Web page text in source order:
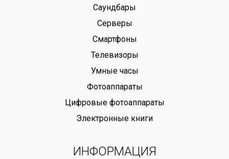
Саундбары
Серверы
Смартфоны
Телевизоры
Умные часы
Фотоаппараты
Цифровые фотоаппараты
Электронные книги
ИНФОРМАЦИЯ